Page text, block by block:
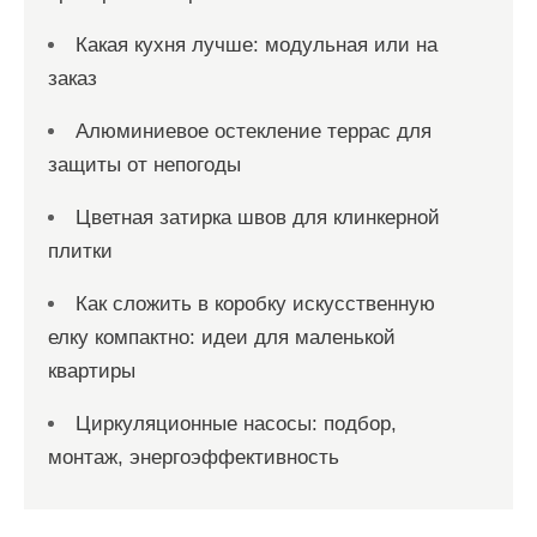
Какая кухня лучше: модульная или на
заказ
Алюминиевое остекление террас для
защиты от непогоды
Цветная затирка швов для клинкерной
плитки
Как сложить в коробку искусственную
елку компактно: идеи для маленькой
квартиры
Циркуляционные насосы: подбор,
монтаж, энергоэффективность